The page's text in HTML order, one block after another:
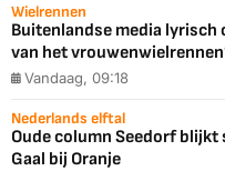
Wielrennen
Buitenlandse media lyrisch
van het
Vandaag, 09:18
Nederlands elftal
Oude column Seedorf
Gaal bij Oranje